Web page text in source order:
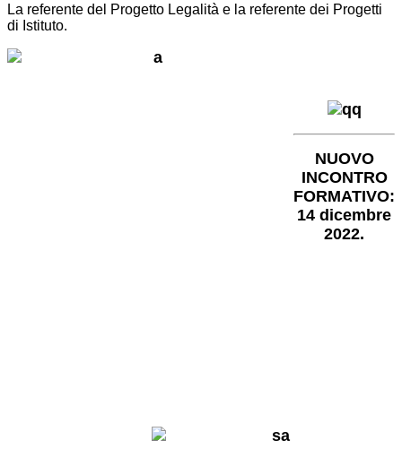
La referente del Progetto Legalità e la referente dei Progetti
di Istituto.
NUOVO
INCONTRO
FORMATIVO:
14 dicembre
2022.